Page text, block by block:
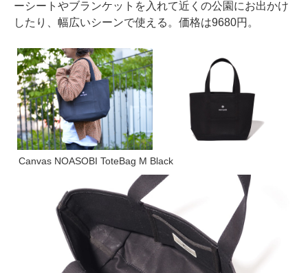
ーシートやブランケットを入れて近くの公園にお出かけ
したり、幅広いシーンで使える。価格は9680円。
Canvas NOASOBI ToteBag M Black